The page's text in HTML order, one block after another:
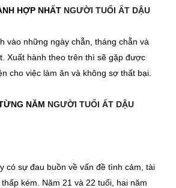
HỢP NHẤT NGƯỜI TUỔI ẤT DẬU
vào những ngày chẵn, tháng chẵn và
Xuất hành theo trên thì sẽ gặp được
cho việc làm ăn và không sợ thất bại.
NĂM NGƯỜI TUỔI ẤT DẬU
có sự đau buồn về vấn đề tình cảm, tài
kém. Năm 21 và 22 tuổi, hai năm